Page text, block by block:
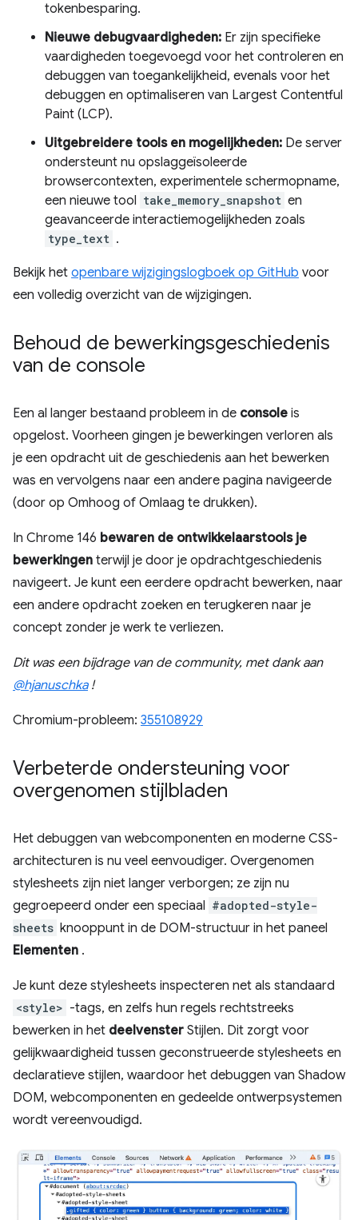
tokenbesparing.
Nieuwe debugvaardigheden: Er zijn specifieke
vaardigheden toegevoegd voor het controleren en
debuggen van toegankelijkheid, evenals voor het
debuggen en optimaliseren van Largest Contentful
Paint (LCP).
Uitgebreidere tools en mogelijkheden: De server
ondersteunt nu opslaggeïsoleerde
browsercontexten, experimentele schermopname,
een nieuwe tool take_memory_snapshot en
geavanceerde interactiemogelijkheden zoals
type_text .
Bekijk het openbare wijzigingslogboek op GitHub voor
een volledig overzicht van de wijzigingen.
Behoud de bewerkingsgeschiedenis
van de console
Een al langer bestaand probleem in de console is
opgelost. Voorheen gingen je bewerkingen verloren als
je een opdracht uit de geschiedenis aan het bewerken
was en vervolgens naar een andere pagina navigeerde
(door op Omhoog of Omlaag te drukken).
In Chrome 146 bewaren de ontwikkelaarstools je
bewerkingen terwijl je door je opdrachtgeschiedenis
navigeert. Je kunt een eerdere opdracht bewerken, naar
een andere opdracht zoeken en terugkeren naar je
concept zonder je werk te verliezen.
Dit was een bijdrage van de community, met dank aan
@hjanuschka!
Chromium-probleem: 355108929
Verbeterde ondersteuning voor
overgenomen stijlbladen
Het debuggen van webcomponenten en moderne CSS-
architecturen is nu veel eenvoudiger. Overgenomen
stylesheets zijn niet langer verborgen; ze zijn nu
gegroepeerd onder een speciaal #adopted-style-
sheets knooppunt in de DOM-structuur in het paneel
Elementen .
Je kunt deze stylesheets inspecteren net als standaard
<style> -tags, en zelfs hun regels rechtstreeks
bewerken in het deelvenster Stijlen. Dit zorgt voor
gelijkwaardigheid tussen geconstrueerde stylesheets en
declaratieve stijlen, waardoor het debuggen van Shadow
DOM, webcomponenten en gedeelde ontwerpsystemen
wordt vereenvoudigd.